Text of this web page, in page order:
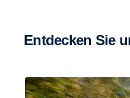
Entdecken Sie